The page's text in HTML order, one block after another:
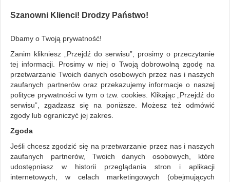
WSZYSTKIE KATEGORIE
FILTRY
Więcej
REKLAMA
AKTUALNOŚCI
Wyposażenie biura Podkładki na biurko
ZNALEZIONYCH PRODUKTÓW: 12 Porównaj (0)
Szanowni Klienci! Drodzy Państwo!
Dbamy o Twoją prywatność!
Zanim klikniesz „Przejdź do serwisu”, prosimy o przeczytanie
tej informacji. Prosimy w niej o Twoją dobrowolną zgodę na
przetwarzanie Twoich danych osobowych przez nas i naszych
zaufanych partnerów oraz przekazujemy informacje o naszej
polityce prywatności w tym o tzw. cookies. Klikając „Przejdź do
serwisu”, zgadzasz się na poniższe. Możesz też odmówić
zgody lub ograniczyć jej zakres.
Zgoda
Jeśli chcesz zgodzić się na przetwarzanie przez nas i naszych
zaufanych partnerów, Twoich danych osobowych, które
udostępniasz w historii przeglądania stron i aplikacji
internetowych, w celach marketingowych (obejmujących